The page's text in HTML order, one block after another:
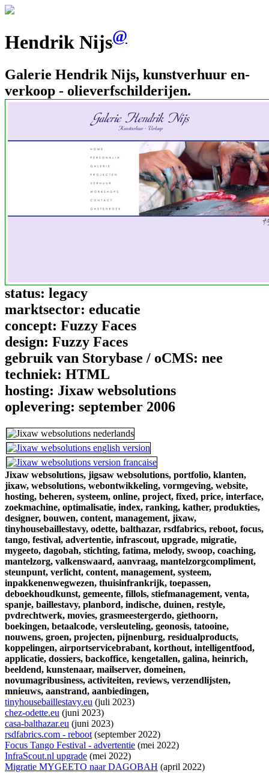
Hendrik Nijs@
Galerie Hendrik Nijs, kunstverhuur en-
verkoop - olieverfschilderijen.
status: legacy
marktsector: educatie
concept: Fuzzy Faces
design: Fuzzy Faces
gebruik van Storybase / oCMS: nee
techniek: HTML
hosting: Jixaw websolutions
oplevering: september 2006
Jixaw websolutions, jigsaw websolutions, portfolio, klanten,
jixaw, websolutions, webontwikkeling, vormgeving, website,
hosting, beheren, systeem, online, project, fixed, price, interface,
zoekmachine, optimalisatie, index, ranking, kather, produkties,
designer, bouwen, content, management, jixaw,
tinyhousebaillestavy, odette, balthazar, rsdfabrics, reboot, focus,
tango, festival, advertentie, infrascout, upgrade, migratie,
mygeeto, dagobah, stichting, fatima, melody, swoop, coaching,
mantelzorg, valkenswaard, aanvraag, mantelzorgcompliment,
steunpunt, verlicht, content, management, systeem,
inpakkenenwegwezen, thuisinfrankrijk, toepassen,
deboekhoudkunst, gemeente, fillols, stiefmanagement, venta,
spanje, baillestavy, planbord, indische, duinen, restyle,
pvdrechtwerk, movies, grasmeestergerdo, giethoorn,
boekingen, betaalcode, versleuteling, geonosis, tatooine,
nouwens, groen, projecten, pijnenburg, residualproducts,
koppelingen, airportservicebrabant, korthout, intelligentfood,
applicatie, dossiers, backoffice, kengetallen, galina, heinrich,
beeldend, kunstenaar, mailserver, domeinen,
novumagribusiness, activiteiten, reviews, verzendlijsten,
mnieuws, aanstrand, aanbiedingen,
tinyhousebaillestavy.eu (juli 2023)
chez-odette.eu (juni 2023)
casa-balthazar.eu (juni 2023)
rsdfabrics.com - reboot(september 2022)
Focus Tango Festival - advertentie (mei 2022)
InfraScout.nl upgrade (mei 2022)
Migratie MYGEETO naar DAGOBAH (april 2022)